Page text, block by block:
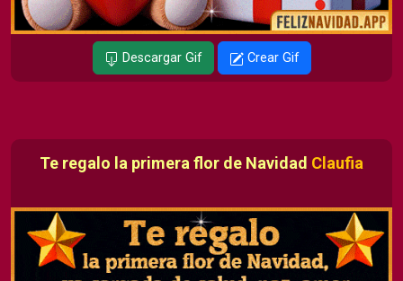
Descargar Gif Crear Gif
Te regalo la primera flor de Navidad Claufia